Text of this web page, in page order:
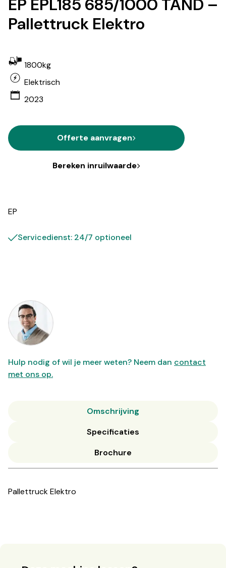
EP EPL185 685/1000 TAND –
Pallettruck Elektro
1800kg
Elektrisch
2023
Offerte aanvragen
Bereken inruilwaarde
EP
Servicedienst: 24/7 optioneel
Hulp nodig of wil je meer weten? Neem dan contact
met ons op.
Omschrijving
Specificaties
Brochure
Pallettruck Elektro